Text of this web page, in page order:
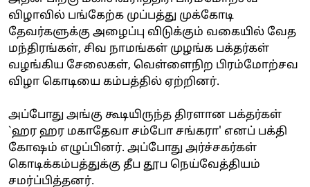
விழாவில் பங்கேற்க முப்பத்து முக்கோடி
தேவர்களுக்கு அழைப்பு விடுக்கும் வகையில் வேத
மந்திரங்கள், சிவ நாமங்கள் முழங்க பக்தர்கள்
வழங்கிய சேலைகள், வெள்ளைநிற பிரம்மோற்சவ
விழா கொடியை கம்பத்தில் ஏற்றினர்.
அப்போது அங்கு கூடியிருந்த திரளான பக்தர்கள்
`ஹர ஹர மகாதேவா சம்போ சங்கரா' எனப் பக்தி
கோஷம் எழுப்பினர். அப்போது அர்ச்சகர்கள்
கொடிக்கம்பத்துக்கு தீப தூப நெய்வேத்தியம்
சமர்ப்பித்தனர்.